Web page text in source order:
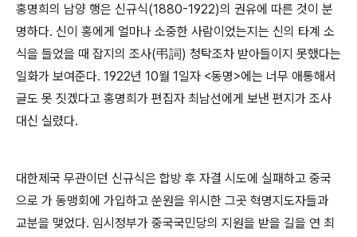
홍명희의 남양 행은 신규식(1880-1922)의 권유에 따른 것이 분
명하다. 신이 홍에게 얼마나 소중한 사람이었는지는 신의 타계 소
식을 들었을 때 잡지의 조사(弔詞) 청탁조차 받아들이지 못했다는
일화가 보여준다. 1922년 10월 1일자 <동명>에는 너무 애통해서
글도 못 짓겠다고 홍명희가 편집자 최남선에게 보낸 편지가 조사
대신 실렸다.
대한제국 무관이던 신규식은 합방 후 자결 시도에 실패하고 중국
으로 가 동맹회에 가입하고 쑨원을 위시한 그곳 혁명지도자들과
교분을 맺었다. 임시정부가 중국국민당의 지원을 받을 길을 연 최